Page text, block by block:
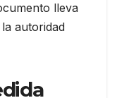
lleva
autoridad